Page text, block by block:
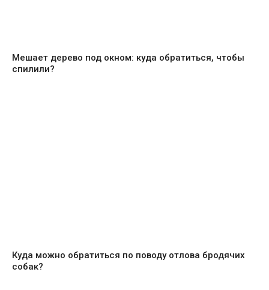
Мешает дерево под окном: куда обратиться, чтобы
спилили?
Куда можно обратиться по поводу отлова бродячих
собак?